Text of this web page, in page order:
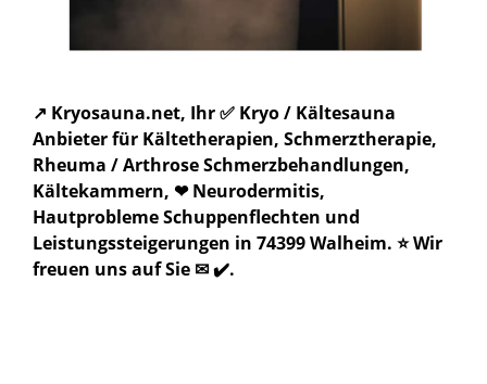
↗️ Kryosauna.net, Ihr ✅ Kryo / Kältesauna
Anbieter für Kältetherapien, Schmerztherapie,
Rheuma / Arthrose Schmerzbehandlungen,
Kältekammern, ❤ Neurodermitis,
Hautprobleme Schuppenflechten und
Leistungssteigerungen in 74399 Walheim. ⭐ Wir
freuen uns auf Sie ✉ ✔️.